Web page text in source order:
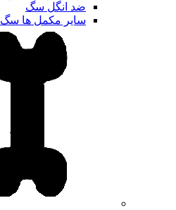
ضد انگل سگ
سایر مکمل ها سگ